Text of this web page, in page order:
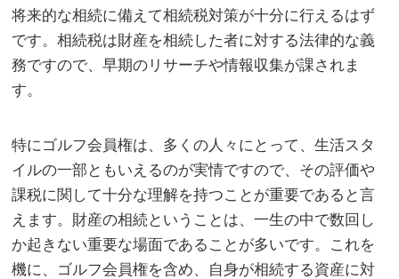
将来的な相続に備えて相続税対策が十分に行えるはず
です。相続税は財産を相続した者に対する法律的な義
務ですので、早期のリサーチや情報収集が課されま
す。
特にゴルフ会員権は、多くの人々にとって、生活スタ
イルの一部ともいえるのが実情ですので、その評価や
課税に関して十分な理解を持つことが重要であると言
えます。財産の相続ということは、一生の中で数回し
か起きない重要な場面であることが多いです。これを
機に、ゴルフ会員権を含め、自身が相続する資産に対